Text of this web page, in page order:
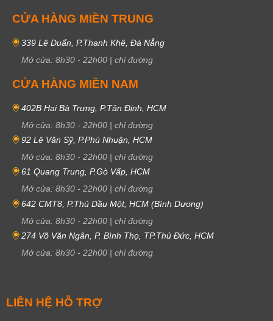
CỬA HÀNG MIỀN TRUNG
339 Lê Duẩn, P.Thanh Khê, Đà Nẵng
Mở cửa: 8h30 - 22h00 | chỉ đường
CỬA HÀNG MIỀN NAM
402B Hai Bà Trưng, P.Tân Định, HCM
Mở cửa: 8h30 - 22h00 | chỉ đường
92 Lê Văn Sỹ, P.Phú Nhuận, HCM
Mở cửa: 8h30 - 22h00 | chỉ đường
61 Quang Trung, P.Gò Vấp, HCM
Mở cửa: 8h30 - 22h00 | chỉ đường
642 CMT8, P.Thủ Dầu Một, HCM (Bình Dương)
Mở cửa: 8h30 - 22h00 | chỉ đường
274 Võ Văn Ngân, P. Bình Thọ, TP.Thủ Đức, HCM
Mở cửa: 8h30 - 22h00 | chỉ đường
LIÊN HỆ HỖ TRỢ